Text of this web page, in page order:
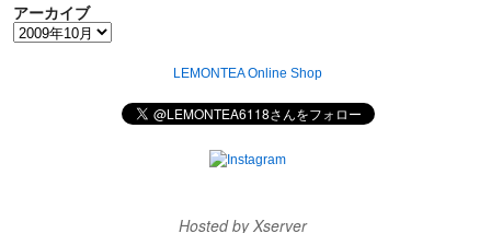
アーカイブ
LEMONTEA Online Shop
Hosted by Xserver